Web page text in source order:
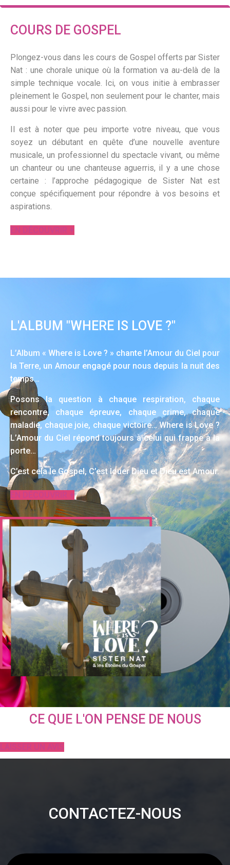
COURS DE GOSPEL
Plongez-vous dans les cours de Gospel offerts par Sister
Nat : une chorale unique où la formation va au-delà de la
simple technique vocale. Ici, on vous initie à embrasser
pleinement le Gospel, non seulement pour le chanter, mais
aussi pour le vivre avec passion.
Il est à noter que peu importe votre niveau, que vous
soyez un débutant en quête d’une nouvelle aventure
musicale, un professionnel du spectacle vivant, ou même
un chanteur ou une chanteuse aguerris, il y a une chose
certaine : l’approche pédagogique de Sister Nat est
conçue spécifiquement pour répondre à vos besoins et
aspirations.
L'ALBUM "WHERE IS LOVE ?"
L’Album « Where is Love ? » chante l’Amour du Ciel pour
la Terre, un Amour engagé pour nous depuis la nuit des
temps…
Posons la question à chaque respiration, chaque
rencontre, chaque épreuve, chaque crime, chaque
maladie, chaque joie, chaque victoire… Where is Love ?
L’Amour du Ciel répond toujours à celui qui frappe à la
porte…
C’est cela le Gospel, C’est louer Dieu et Dieu est Amour.
CE QUE L'ON PENSE DE NOUS
CONTACTEZ-NOUS